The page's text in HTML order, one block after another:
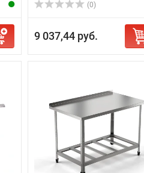
(0)
9 037,44 руб.